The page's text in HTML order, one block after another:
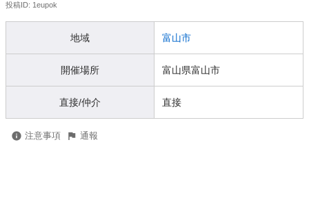
投稿ID: 1eupok
地域 富山市
開催場所 富山県富山市
直接/仲介 直接
注意事項 通報